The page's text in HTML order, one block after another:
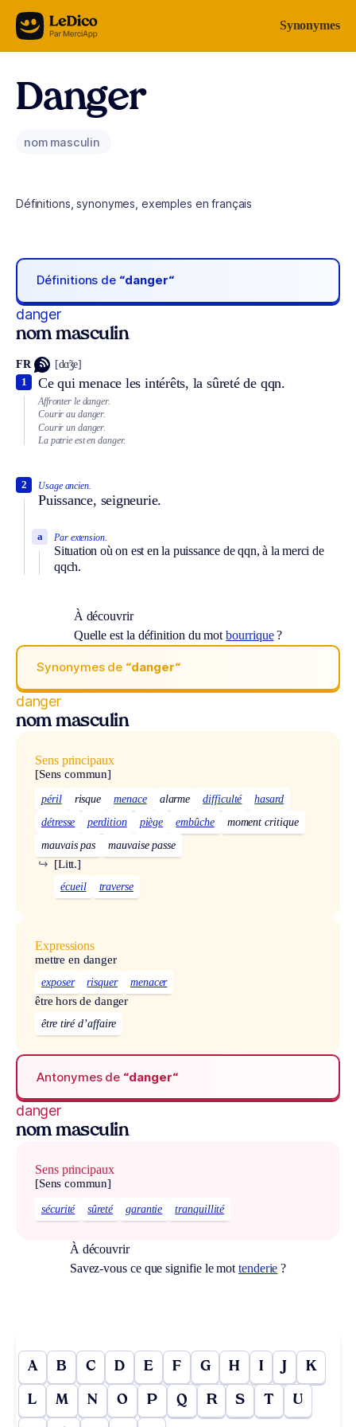
Aller au contenu Synonymes
Danger
nom masculin
Définitions, synonymes, exemples en français
Définitions de “danger“
danger
nom masculin
FR [dɑ̃ʒe]
Ce qui menace les intérêts, la sûreté de qqn.
1
Affronter le danger.
Courir au danger.
Courir un danger.
La patrie est en danger.
Usage ancien.
Puissance, seigneurie.
2
Par extension.
Situation où on est en la puissance de qqn, à la merci de
qqch.
a
À découvrir
Quelle est la définition du motbourrique?
Synonymes de “danger“
danger
nom masculin
Sens principaux
[Sens commun]
péril risque menace alarme difficulté
hasard
détresse
perdition piège embûche
moment critique
mauvais pas
mauvaise passe
[Litt.]
↪
écueil traverse
Expressions
mettre en danger
exposer risquer menacer
être hors de danger
être tiré d’affaire
Antonymes de “danger“
danger
nom masculin
Sens principaux
[Sens commun]
sécurité sûreté garantie tranquillité
À découvrir
Savez-vous ce que signifie le mottenderie ?
A B C D E F G H I J K
L M N O P Q R S T U